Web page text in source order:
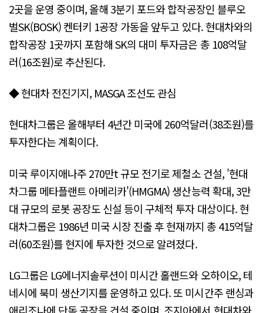
2곳을 운영 중이며, 올해 3분기 포드와 합작공장인 블루오
벌SK(BOSK) 켄터키 1공장 가동을 앞두고 있다. 현대차와의
합작공장 1곳까지 포함해 SK의 대미 투자금은 총 108억달
러(16조원)로 추산된다.
◆ 현대차 전진기지, MASGA 조선도 관심
현대차그룹은 올해부터 4년간 미국에 260억달러(38조원)를
투자한다는 계획이다.
미국 루이지애나주 270만t 규모 전기로 제철소 건설, '현대
차그룹 메타플랜트 아메리카'(HMGMA) 생산능력 확대, 3만
대 규모의 로봇 공장도 신설 등이 구체적 투자 대상이다. 현
대차그룹은 1986년 미국 시장 진출 후 현재까지 총 415억달
러(60조원)를 현지에 투자한 것으로 알려졌다.
LG그룹은 LG에너지솔루션이 미시간 홀랜드와 오하이오, 테
네시에 북미 생산기지를 운영하고 있다. 또 미시간주 랜싱과